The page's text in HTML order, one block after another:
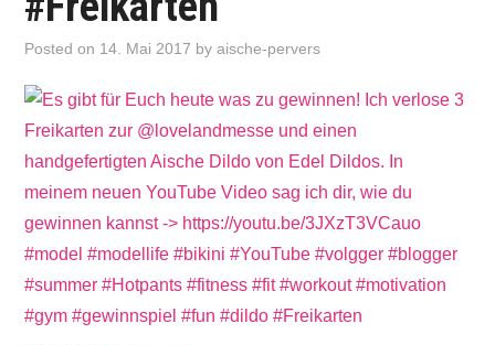
Posted on 14. Mai 2017 byaische-pervers